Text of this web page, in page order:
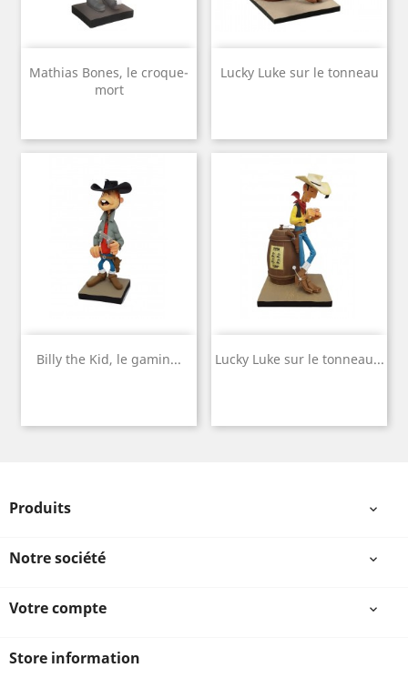
Mathias Bones, le croque-
mort
Lucky Luke sur le tonneau
Billy the Kid, le gamin... Lucky Luke sur le tonneau...
Produits 
Notre société 
Votre compte 
Store information